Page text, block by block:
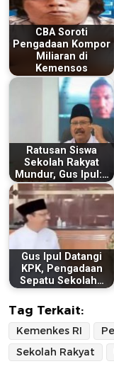
CBA Soroti
Pengadaan Kompor
Miliaran di
Kemensos
Ratusan Siswa
Sekolah Rakyat
Mundur, Gus Ipul:…
Gus Ipul Datangi
KPK, Pengadaan
Sepatu Sekolah…
Tag Terkait:
Kemenkes RI
Sekolah Rakyat